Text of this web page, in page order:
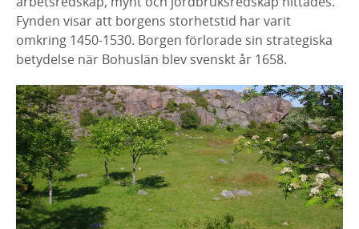
Fynden visar att borgens storhetstid har varit
omkring 1450-1530. Borgen förlorade sin strategiska
betydelse när Bohuslän blev svenskt år 1658.